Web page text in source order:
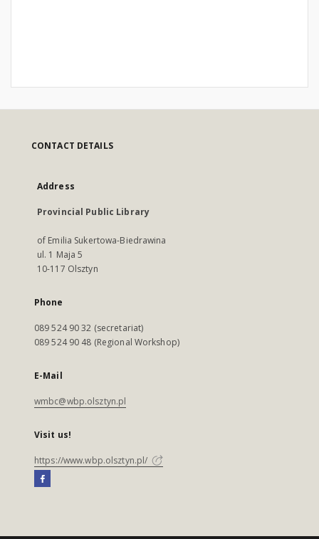
CONTACT DETAILS
Address
Provincial Public Library
of Emilia Sukertowa-Biedrawina
ul. 1 Maja 5
10-117 Olsztyn
Phone
089 524 90 32 (secretariat)
089 524 90 48 (Regional Workshop)
E-Mail
wmbc@wbp.olsztyn.pl
Visit us!
https://www.wbp.olsztyn.pl/